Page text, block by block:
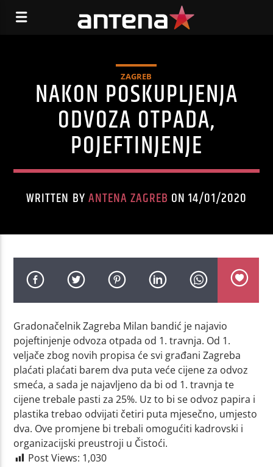
ZAGREB
NAKON POSKUPLJENJA
ODVOZA OTPADA,
POJEFTINJENJE
WRITTEN BYANTENA ZAGREB ON 14/01/2020
Gradonačelnik Zagreba Milan bandić je najavio
pojeftinjenje odvoza otpada od 1. travnja. Od 1.
veljače zbog novih propisa će svi građani Zagreba
plaćati plaćati barem dva puta veće cijene za odvoz
smeća, a sada je najavljeno da bi od 1. travnja te
cijene trebale pasti za 25%. Uz to bi se odvoz papira i
plastika trebao odvijati četiri puta mjesečno, umjesto
dva. Ove promjene bi trebali omogućiti kadrovski i
organizacijski preustroji u Čistoći.
Post Views: 1,030